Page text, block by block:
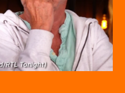
RTL Tonight)